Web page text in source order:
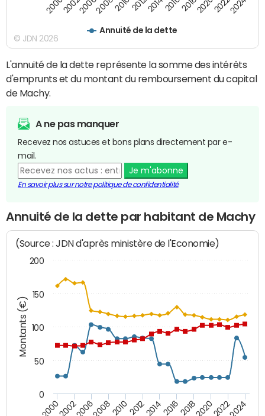
Annuité de la dette
200020022006200820102012201420162018202020222024
© JDN 2026
L'annuité de la dette représente la somme des intérêts
d'emprunts et du montant du remboursement du capital
de Machy.
A ne pas manquer
Recevez nos astuces et bons plans directement par e-
mail.
Je m'abonne
En savoir plus sur notre politique de confidentialité
Annuité de la dette par habitant de Machy
Montants (€)
(Source : JDN d'après ministère de l'Economie)
200020022006200820102012201420162018202020222024
0
50
100
150
200